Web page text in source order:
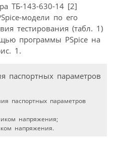
ТБ-143-630-14 [2]
модели по его
тестирования (табл. 1)
программы PSpice на
1.
паспортных параметров
напряжения;
напряжения.